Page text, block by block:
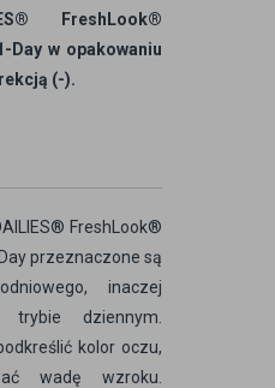
FreshLook®
Day w opakowaniu
(-).
FreshLook®
przeznaczone są
inaczej
trybie dziennym.
kolor oczu,
wadę wzroku.